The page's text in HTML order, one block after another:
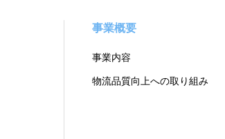
事業概要
事業内容
物流品質向上への取り組み